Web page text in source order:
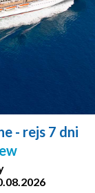
- rejs 7 dni